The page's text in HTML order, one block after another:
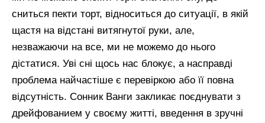
сниться пекти торт, відноситься до ситуації, в якій
щастя на відстані витягнутої руки, але,
незважаючи на все, ми не можемо до нього
дістатися. Уві сні щось нас блокує, а насправді
проблема найчастіше є перевіркою або її повна
відсутність. Сонник Ванги закликає поєднувати з
дрейфованием у своєму житті, введення в зручні